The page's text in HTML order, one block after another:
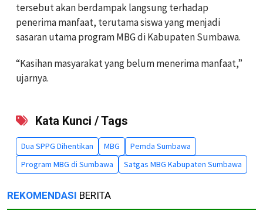
tersebut akan berdampak langsung terhadap
penerima manfaat, terutama siswa yang menjadi
sasaran utama program MBG di Kabupaten Sumbawa.
“Kasihan masyarakat yang belum menerima manfaat,”
ujarnya.
Kata Kunci / Tags
Dua SPPG Dihentikan MBG
Pemda Sumbawa
Program MBG di Sumbawa
Satgas MBG Kabupaten Sumbawa
REKOMENDASI BERITA